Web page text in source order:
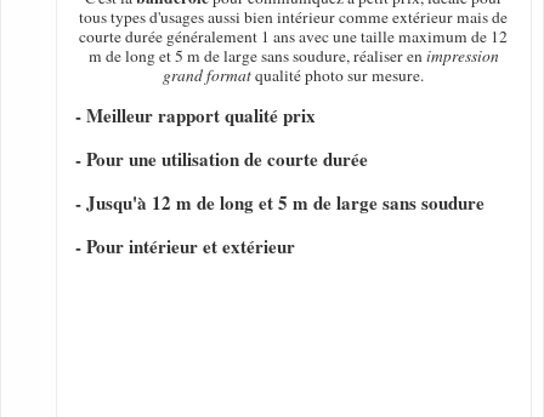
tous types d'usages aussi bien intérieur comme extérieur mais de
courte durée généralement 1 ans avec une taille maximum de 12
m de long et 5 m de large sans soudure, réaliser enimpression
grand formatqualité photo sur mesure.
- Meilleur rapport qualité prix
- Pour une utilisation de courte durée
- Jusqu'à 12 m de long et 5 m de large sans soudure
- Pour intérieur et extérieur